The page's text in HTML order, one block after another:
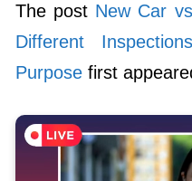
The post New Car
Different
Purpose first